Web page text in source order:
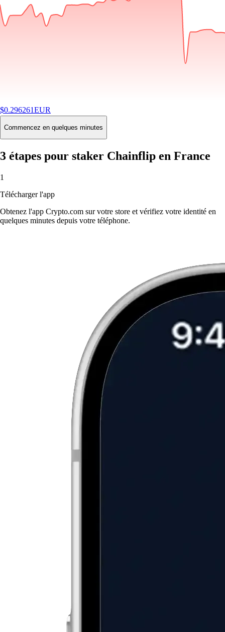
$0.296261EUR
-1.36%24H
Buy
Commencez en quelques minutes
3 étapes pour staker Chainflip en France
1
Télécharger l'app
Obtenez l'app Crypto.com sur votre store et vérifiez votre identité en
quelques minutes depuis votre téléphone.